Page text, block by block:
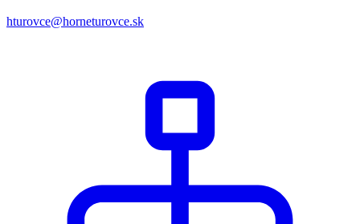
hturovce@horneturovce.sk